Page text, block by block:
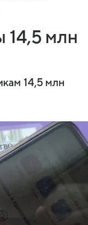
14,5 млн
14,5 млн